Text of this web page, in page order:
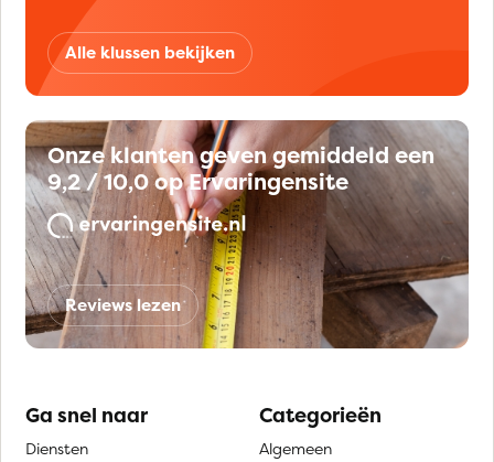
Alle klussen bekijken
Onze klanten geven gemiddeld een
9,2 / 10,0 op Ervaringensite
Reviews lezen
Ga snel naar
Diensten
Categorieën
Algemeen